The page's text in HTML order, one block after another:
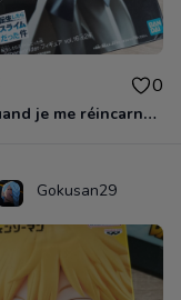
0
Moi quand je me réincarne en Slime - Figurine Clayman - Banpresto Otherworlder - Bandai
Gokusan29